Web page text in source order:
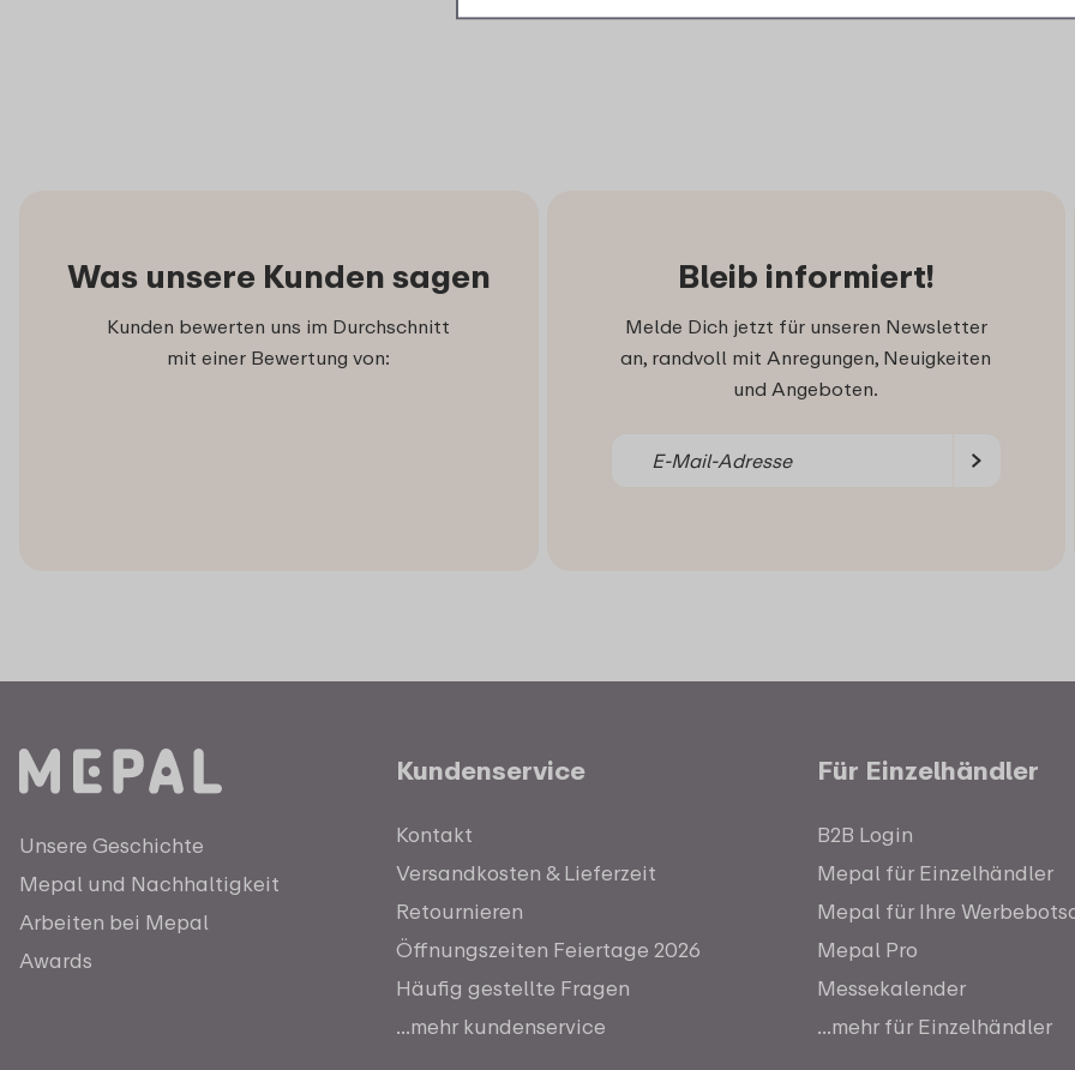
Was unsere Kunden sagen
Kunden bewerten uns im Durchschnitt
mit einer Bewertung von:
Bleib informiert!
Melde Dich jetzt für unseren Newsletter
an, randvoll mit Anregungen, Neuigkeiten
und Angeboten.
Unsere Geschichte
Mepal und Nachhaltigkeit
Arbeiten bei Mepal
Awards
Kundenservice
Kontakt
Versandkosten & Lieferzeit
Retournieren
Öffnungszeiten Feiertage 2026
Häufig gestellte Fragen
...mehr kundenservice
Für Einzelhändler
B2B Login
Mepal für Einzelhändler
Mepal für Ihre
Mepal Pro
Messekalender
...mehr für Einzelhändler